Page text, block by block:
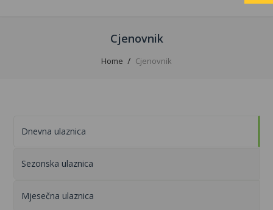
Cjenovnik
Home Cjenovnik
Dnevna ulaznica
Sezonska ulaznica
Mjesečna ulaznica